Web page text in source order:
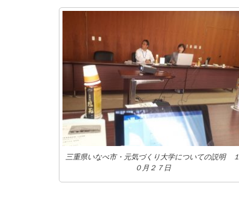
三重県いなべ市・元気づくり大学についての説明 １
０月２７日